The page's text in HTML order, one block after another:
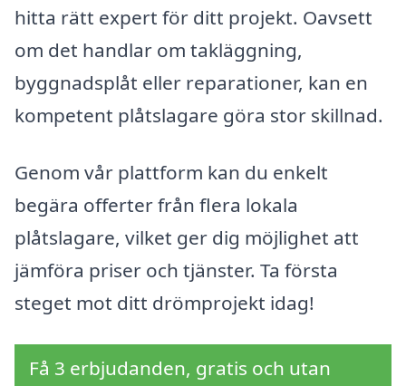
hitta rätt expert för ditt projekt. Oavsett
om det handlar om takläggning,
byggnadsplåt eller reparationer, kan en
kompetent plåtslagare göra stor skillnad.
Genom vår plattform kan du enkelt
begära offerter från flera lokala
plåtslagare, vilket ger dig möjlighet att
jämföra priser och tjänster. Ta första
steget mot ditt drömprojekt idag!
Få 3 erbjudanden, gratis och utan